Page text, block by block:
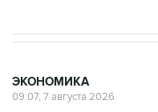
ЭКОНОМИКА
09:07, 7 августа 2026